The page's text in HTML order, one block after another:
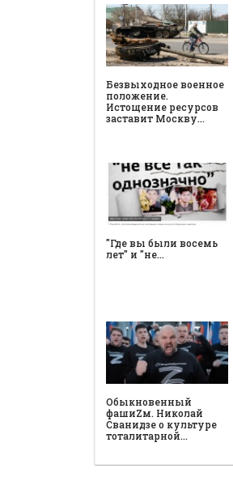
Безвыходное военное
положение.
Истощение ресурсов
заставит Москву…
"Где вы были восемь
лет" и "не…
Обыкновенный
фашиZм. Николай
Сванидзе о культуре
тоталитарной…